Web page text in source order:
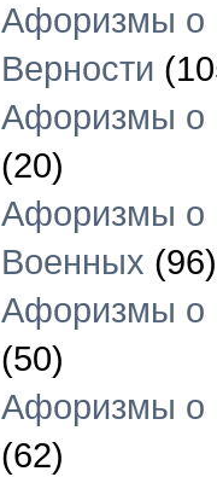
Афоризмы о
Верности
Афоризмы о
(20)
Афоризмы о
Военных (96)
Афоризмы о
(50)
Афоризмы о
(62)